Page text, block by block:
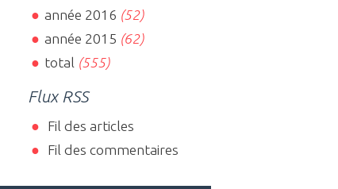
année 2016 (52)
année 2015 (62)
total (555)
Flux RSS
Fil des articles
Fil des commentaires